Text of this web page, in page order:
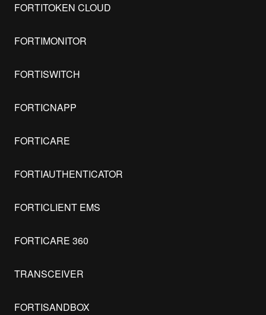
FORTITOKEN CLOUD
FORTIMONITOR
FORTISWITCH
FORTICNAPP
FORTICARE
FORTIAUTHENTICATOR
FORTICLIENT EMS
FORTICARE 360
TRANSCEIVER
FORTISANDBOX